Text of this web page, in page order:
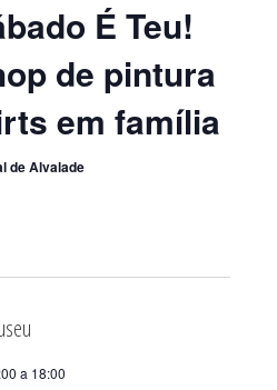
É Teu!
de pintura
em família
de Alvalade
a 18:00